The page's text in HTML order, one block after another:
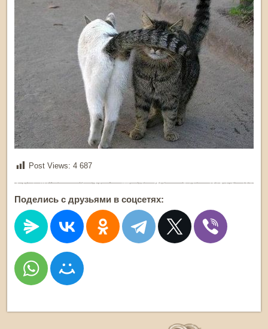
Post Views: 4 687
Поделись с друзьями в соцсетях: